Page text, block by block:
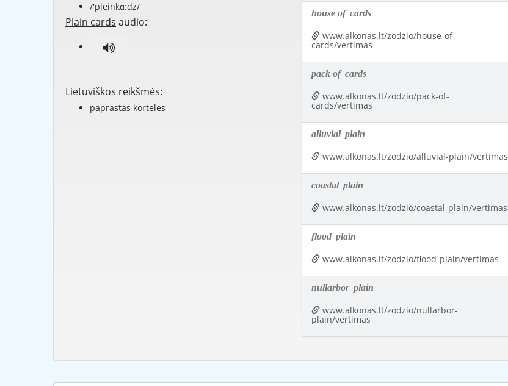
/'pleinkɑ:dz/
Plain cards audio:
Lietuviškos reikšmės:
paprastas korteles
house of cards
www.alkonas.lt/zodzio/house-of-
cards/vertimas
pack of cards
www.alkonas.lt/zodzio/pack-of-
cards/vertimas
alluvial plain
www.alkonas.lt/zodzio/alluvial-plain/vertimas
coastal plain
www.alkonas.lt/zodzio/coastal-plain/vertimas
flood plain
www.alkonas.lt/zodzio/flood-plain/vertimas
nullarbor plain
www.alkonas.lt/zodzio/nullarbor-
plain/vertimas